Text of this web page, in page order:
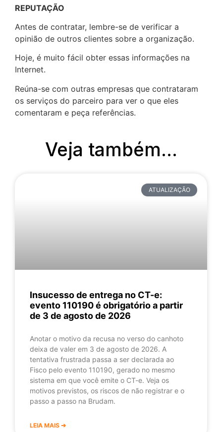
REPUTAÇÃO
Antes de contratar, lembre-se de verificar a
opinião de outros clientes sobre a organização.
Hoje, é muito fácil obter essas informações na
Internet.
Reúna-se com outras empresas que contrataram
os serviços do parceiro para ver o que eles
comentaram e peça referências.
Veja também...
ATUALIZAÇÃO
Insucesso de entrega no CT-e:
evento 110190 é obrigatório a partir
de 3 de agosto de 2026
Anotar o motivo da recusa no verso do canhoto
deixa de valer em 3 de agosto de 2026. A
tentativa frustrada passa a ser declarada ao
Fisco pelo evento 110190, gerado no mesmo
sistema em que você emite o CT-e. Veja os
motivos previstos, os riscos de não registrar e o
passo a passo na Brudam.
LEIA MAIS ➔